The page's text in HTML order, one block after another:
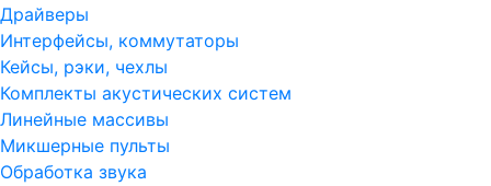
Драйверы
Интерфейсы, коммутаторы
Кейсы, рэки, чехлы
Комплекты акустических систем
Линейные массивы
Микшерные пульты
Обработка звука